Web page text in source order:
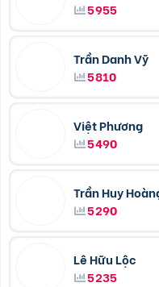
5955
Trần Danh Vỹ
5810
Việt Phương
5490
Trần Huy
5290
Lê Hữu Lộc
5235